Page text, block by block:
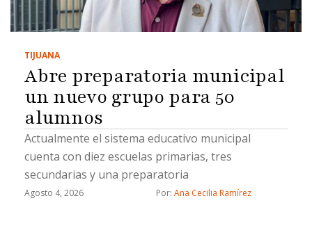
TIJUANA
Abre preparatoria municipal
un nuevo grupo para 50
alumnos
Actualmente el sistema educativo municipal
cuenta con diez escuelas primarias, tres
secundarias y una preparatoria
Agosto 4, 2026 Por: Ana Cecilia Ramírez